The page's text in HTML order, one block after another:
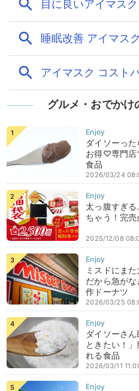
グルメ・おでかけ
ダイソーっ
お得♡専門店
食品
2026/03/24
太っ腹すぎ
ちゃう！完
2025/12/08
ミスドにま
だから急が
作ドーナツ
2026/03/25
ダイソーさ
ときたい！
れる食品
2026/03/11